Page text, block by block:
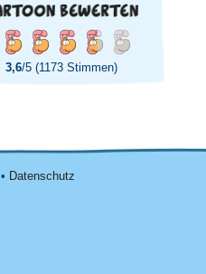
3,6/5 (1173 Stimmen)
• Datenschutz